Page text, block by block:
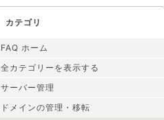
カテゴリ
FAQ ホーム
全カテゴリーを表示する
サーバー管理
ドメインの管理・移転